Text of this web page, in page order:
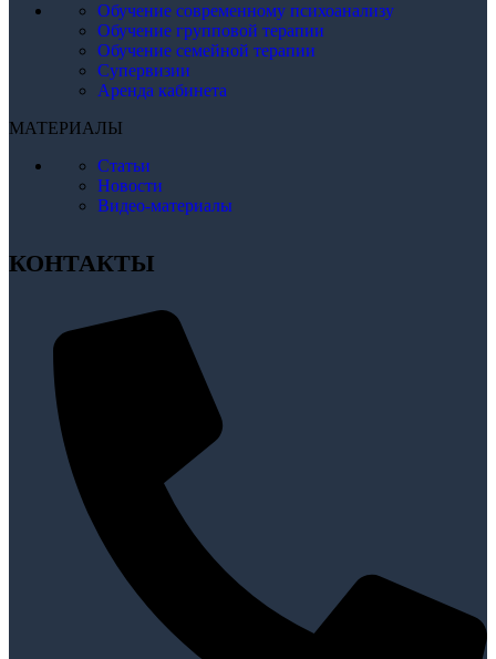
Обучение современному психоанализу
Обучение групповой терапии
Обучение семейной терапии
Супервизии
Аренда кабинета
МАТЕРИАЛЫ
Статьи
Новости
Видео-материалы
КОНТАКТЫ